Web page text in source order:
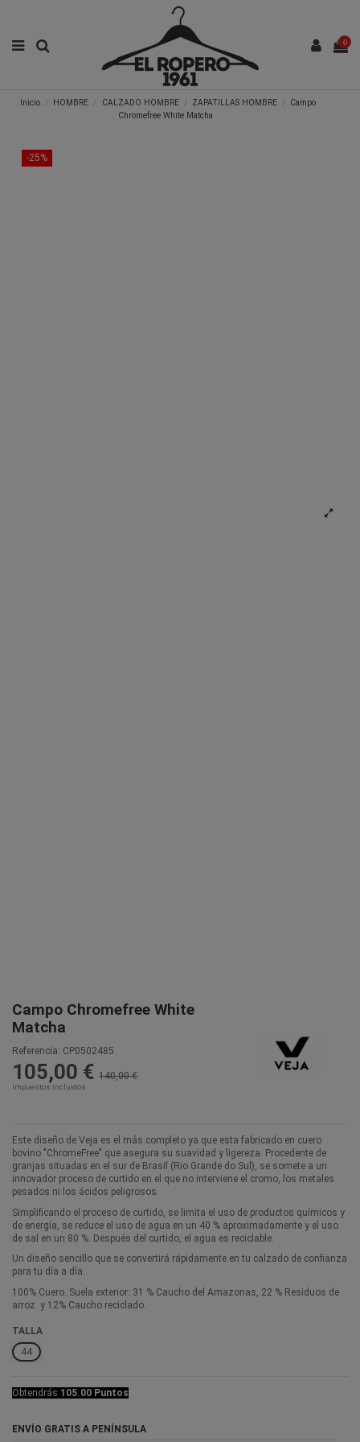
0
Inicio HOMBRE CALZADO HOMBRE ZAPATILLAS HOMBRE
Campo
Chromefree White Matcha
-25%
Campo Chromefree White
Matcha
Referencia: CP0502485
105,00 € 140,00 €
Impuestos incluidos
Este diseño de Veja es el más completo ya que esta fabricado en cuero
bovino "ChromeFree" que asegura su suavidad y ligereza. Procedente de
granjas situadas en el sur de Brasil (Rio Grande do Sul), se somete a un
innovador proceso de curtido en el que no interviene el cromo, los metales
pesados ni los ácidos peligrosos.
Simplificando el proceso de curtido, se limita el uso de productos químicos y
de energía, se reduce el uso de agua en un 40 % aproximadamente y el uso
de sal en un 80 %. Después del curtido, el agua es reciclable.
Un diseño sencillo que se convertirá rápidamente en tu calzado de confianza
para tu día a día.
100% Cuero. Suela exterior: 31 % Caucho del Amazonas, 22 % Residuos de
arroz y 12% Caucho reciclado.
TALLA
44
Obtendrás 105.00 Puntos
ENVÍO GRATIS A PENÍNSULA